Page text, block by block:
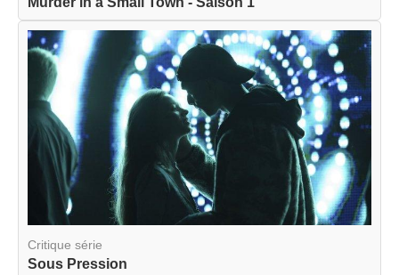
Critique série
Sous Pression